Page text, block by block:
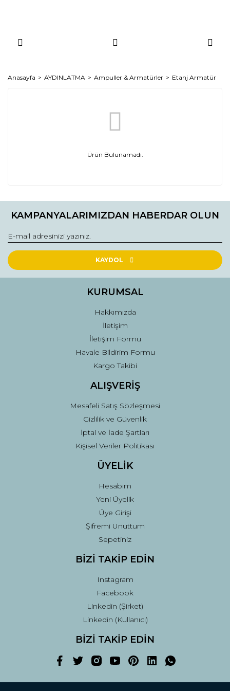
Anasayfa AYDINLATMA Ampuller & Armatürler Etanj Armatür
Ürün Bulunamadı.
KAMPANYALARIMIZDAN HABERDAR OLUN
KAYDOL
KURUMSAL
Hakkımızda
İletişim
İletişim Formu
Havale Bildirim Formu
Kargo Takibi
ALIŞVERİŞ
Mesafeli Satış Sözleşmesi
Gizlilik ve Güvenlik
İptal ve İade Şartları
Kişisel Veriler Politikası
ÜYELİK
Hesabım
Yeni Üyelik
Üye Girişi
Şifremi Unuttum
Sepetiniz
BİZİ TAKİP EDİN
Instagram
Facebook
Linkedin (Şirket)
Linkedin (Kullanıcı)
BİZİ TAKİP EDİN